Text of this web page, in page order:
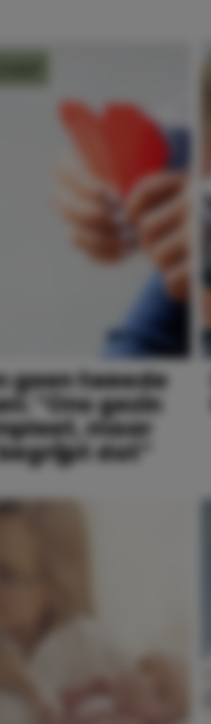
geen tweede
“Ons gezin
maar
dat”